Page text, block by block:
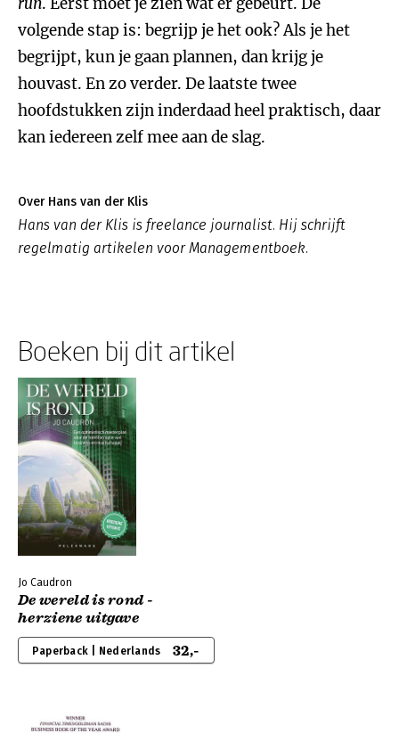
volgende stap is: begrijp je het ook? Als je het
begrijpt, kun je gaan plannen, dan krijg je
houvast. En zo verder. De laatste twee
hoofdstukken zijn inderdaad heel praktisch, daar
kan iedereen zelf mee aan de slag.
Over Hans van der Klis
Hans van der Klis is freelance journalist. Hij schrijft
regelmatig artikelen voor Managementboek.
Boeken bij dit artikel
Jo Caudron
De wereld is rond -
herziene uitgave
Paperback | Nederlands 32,-